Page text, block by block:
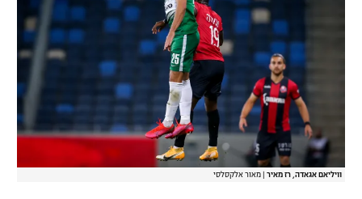
וויליאם אגאדה, רז מאיר מאור אלקסלסי